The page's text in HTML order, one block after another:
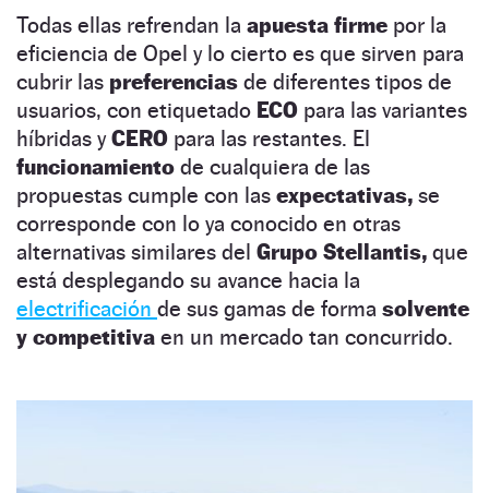
Todas ellas refrendan la apuesta firme por la
eficiencia de Opel y lo cierto es que sirven para
cubrir las preferencias de diferentes tipos de
usuarios, con etiquetado ECO para las variantes
híbridas yCERO para las restantes. El
funcionamiento de cualquiera de las
propuestas cumple con las expectativas, se
corresponde con lo ya conocido en otras
alternativas similares del Grupo Stellantis, que
está desplegando su avance hacia la
electrificación de sus gamas de forma solvente
y competitiva en un mercado tan concurrido.